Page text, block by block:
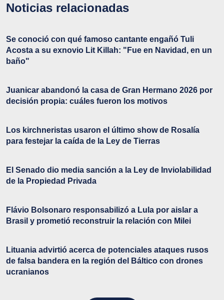
Noticias relacionadas
Se conoció con qué famoso cantante engañó Tuli
Acosta a su exnovio Lit Killah: "Fue en Navidad, en un
baño"
Juanicar abandonó la casa de Gran Hermano 2026 por
decisión propia: cuáles fueron los motivos
Los kirchneristas usaron el último show de Rosalía
para festejar la caída de la Ley de Tierras
El Senado dio media sanción a la Ley de Inviolabilidad
de la Propiedad Privada
Flávio Bolsonaro responsabilizó a Lula por aislar a
Brasil y prometió reconstruir la relación con Milei
Lituania advirtió acerca de potenciales ataques rusos
de falsa bandera en la región del Báltico con drones
ucranianos